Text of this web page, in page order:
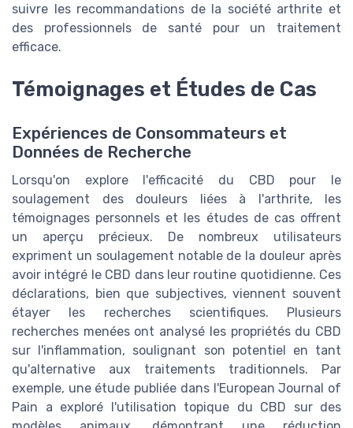
suivre les recommandations de la société arthrite et
des professionnels de santé pour un traitement
efficace.
Témoignages et Études de Cas
Expériences de Consommateurs et
Données de Recherche
Lorsqu'on explore l'efficacité du CBD pour le
soulagement des douleurs liées à l'arthrite, les
témoignages personnels et les études de cas offrent
un aperçu précieux. De nombreux utilisateurs
expriment un soulagement notable de la douleur après
avoir intégré le CBD dans leur routine quotidienne. Ces
déclarations, bien que subjectives, viennent souvent
étayer les recherches scientifiques. Plusieurs
recherches menées ont analysé les propriétés du CBD
sur l'inflammation, soulignant son potentiel en tant
qu'alternative aux traitements traditionnels. Par
exemple, une étude publiée dans l'European Journal of
Pain a exploré l'utilisation topique du CBD sur des